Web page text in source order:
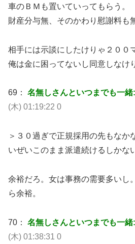
車のＢＭも置いていってもらう。
財産分与無、そのかわり慰謝料も
相手には示談にしたけりゃ２００
俺は金に困ってないし同意しなけ
69： 名無しさんといつまでも一緒:
(木) 01:19:22 0
＞３０過ぎで正規採用の先もなか
いぜいこのまま派遣続けるしかな
余裕だろ。女は事務の需要多いし
ら余裕。
70： 名無しさんといつまでも一緒:
(木) 01:38:31 0